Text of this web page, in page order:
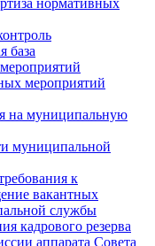
база
мероприятий
на муниципальную
муниципальной
к
вакантных
службы
кадрового резерва
аппарата Совета